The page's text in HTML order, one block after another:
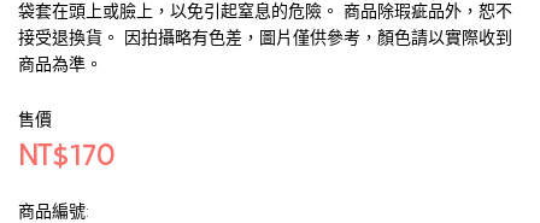
袋套在頭上或臉上，以免引起窒息的危險。 商品除瑕疵品外，恕不
接受退換貨。 因拍攝略有色差，圖片僅供參考，顏色請以實際收到
商品為準。
售價
NT$170
商品編號: